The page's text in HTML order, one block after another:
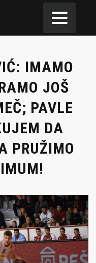
IMAMO
JOŠ
PAVLE
DA
PRUŽIMO